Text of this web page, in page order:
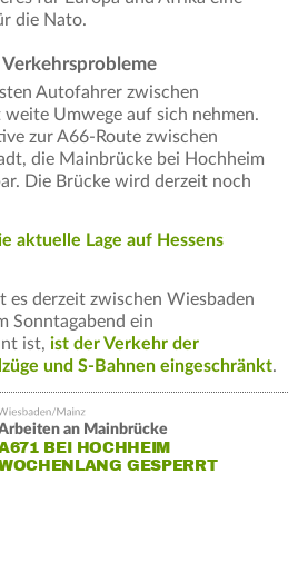
die Nato.
Autofahrer zwischen
Umwege auf sich nehmen.
zur A66-Route zwischen
die Mainbrücke bei Hochheim
Die Brücke wird derzeit noch
aktuelle Lage auf Hessens
es derzeit zwischen Wiesbaden
Sonntagabend ein
ist, ist der Verkehr der
und S-Bahnen eingeschränkt.
an Mainbrücke
BEI HOCHHEIM
GESPERRT